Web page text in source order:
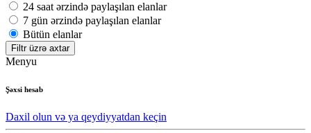
24 saat ərzində paylaşılan elanlar
7 gün ərzində paylaşılan elanlar
Bütün elanlar
Filtr üzrə axtar
Menyu
Şəxsi hesab
Daxil olun və ya qeydiyyatdan keçin